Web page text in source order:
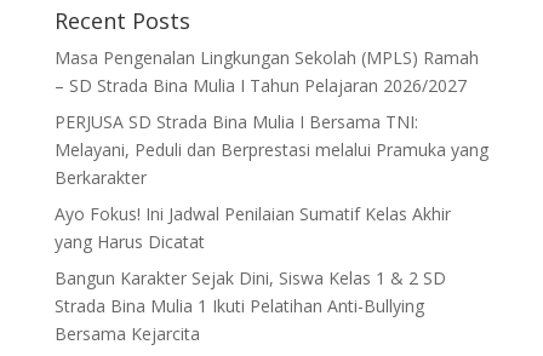
Recent Posts
Masa Pengenalan Lingkungan Sekolah (MPLS) Ramah
– SD Strada Bina Mulia I Tahun Pelajaran 2026/2027
PERJUSA SD Strada Bina Mulia I Bersama TNI:
Melayani, Peduli dan Berprestasi melalui Pramuka yang
Berkarakter
Ayo Fokus! Ini Jadwal Penilaian Sumatif Kelas Akhir
yang Harus Dicatat
Bangun Karakter Sejak Dini, Siswa Kelas 1 & 2 SD
Strada Bina Mulia 1 Ikuti Pelatihan Anti-Bullying
Bersama Kejarcita